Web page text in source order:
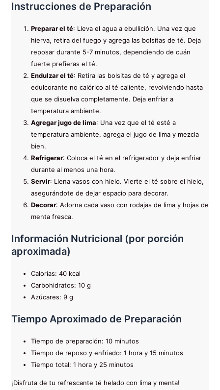
Instrucciones de Preparación
Preparar el té: Lleva el agua a ebullición. Una vez que
hierva, retira del fuego y agrega las bolsitas de té. Deja
reposar durante 5-7 minutos, dependiendo de cuán
fuerte prefieras el té.
Endulzar el té: Retira las bolsitas de té y agrega el
edulcorante no calórico al té caliente, revolviendo hasta
que se disuelva completamente. Deja enfriar a
temperatura ambiente.
Agregar jugo de lima: Una vez que el té esté a
temperatura ambiente, agrega el jugo de lima y mezcla
bien.
Refrigerar: Coloca el té en el refrigerador y deja enfriar
durante al menos una hora.
Servir: Llena vasos con hielo. Vierte el té sobre el hielo,
asegurándote de dejar espacio para decorar.
Decorar: Adorna cada vaso con rodajas de lima y hojas de
menta fresca.
Información Nutricional (por porción
aproximada)
Calorías: 40 kcal
Carbohidratos: 10 g
Azúcares: 9 g
Tiempo Aproximado de Preparación
Tiempo de preparación: 10 minutos
Tiempo de reposo y enfriado: 1 hora y 15 minutos
Tiempo total: 1 hora y 25 minutos
¡Disfruta de tu refrescante té helado con lima y menta!